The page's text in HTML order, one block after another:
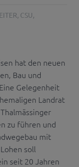
, CSU,
hat den neuen
Bau und
Gelegenheit
Landrat
zu führen und
mit
soll
seit 20 Jahren